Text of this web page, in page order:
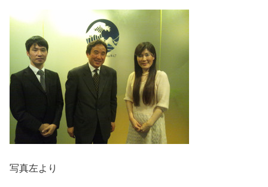
写真左より